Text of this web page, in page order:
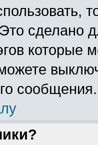
Это сделано
которые
сообщения.